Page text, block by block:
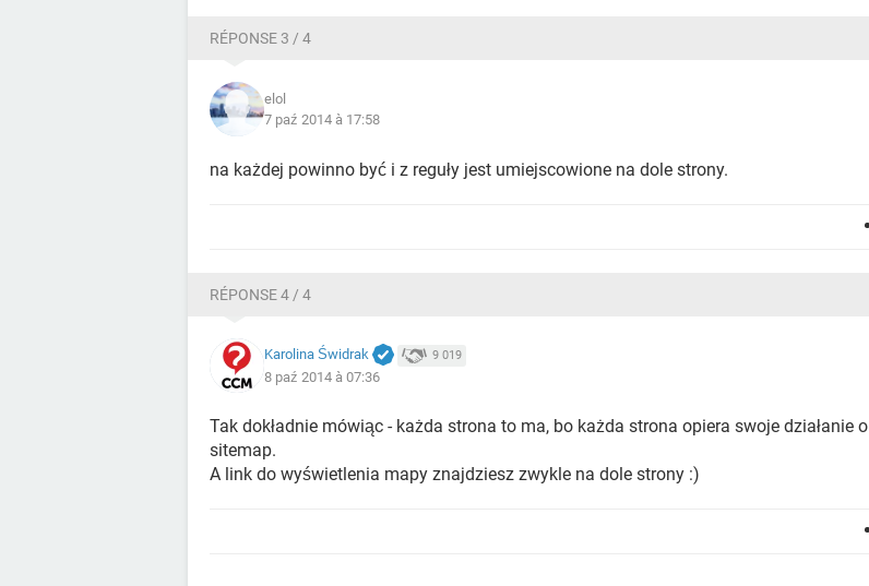
RÉPONSE 3 / 4
elol
7 paź 2014 à 17:58
na każdej powinno być i z reguły jest umiejscowione na dole strony.
RÉPONSE 4 / 4
Karolina Świdrak 9 019
8 paź 2014 à 07:36
Tak dokładnie mówiąc - każda strona to ma, bo każda strona opiera swoje działanie o
sitemap.
A link do wyświetlenia mapy znajdziesz zwykle na dole strony :)